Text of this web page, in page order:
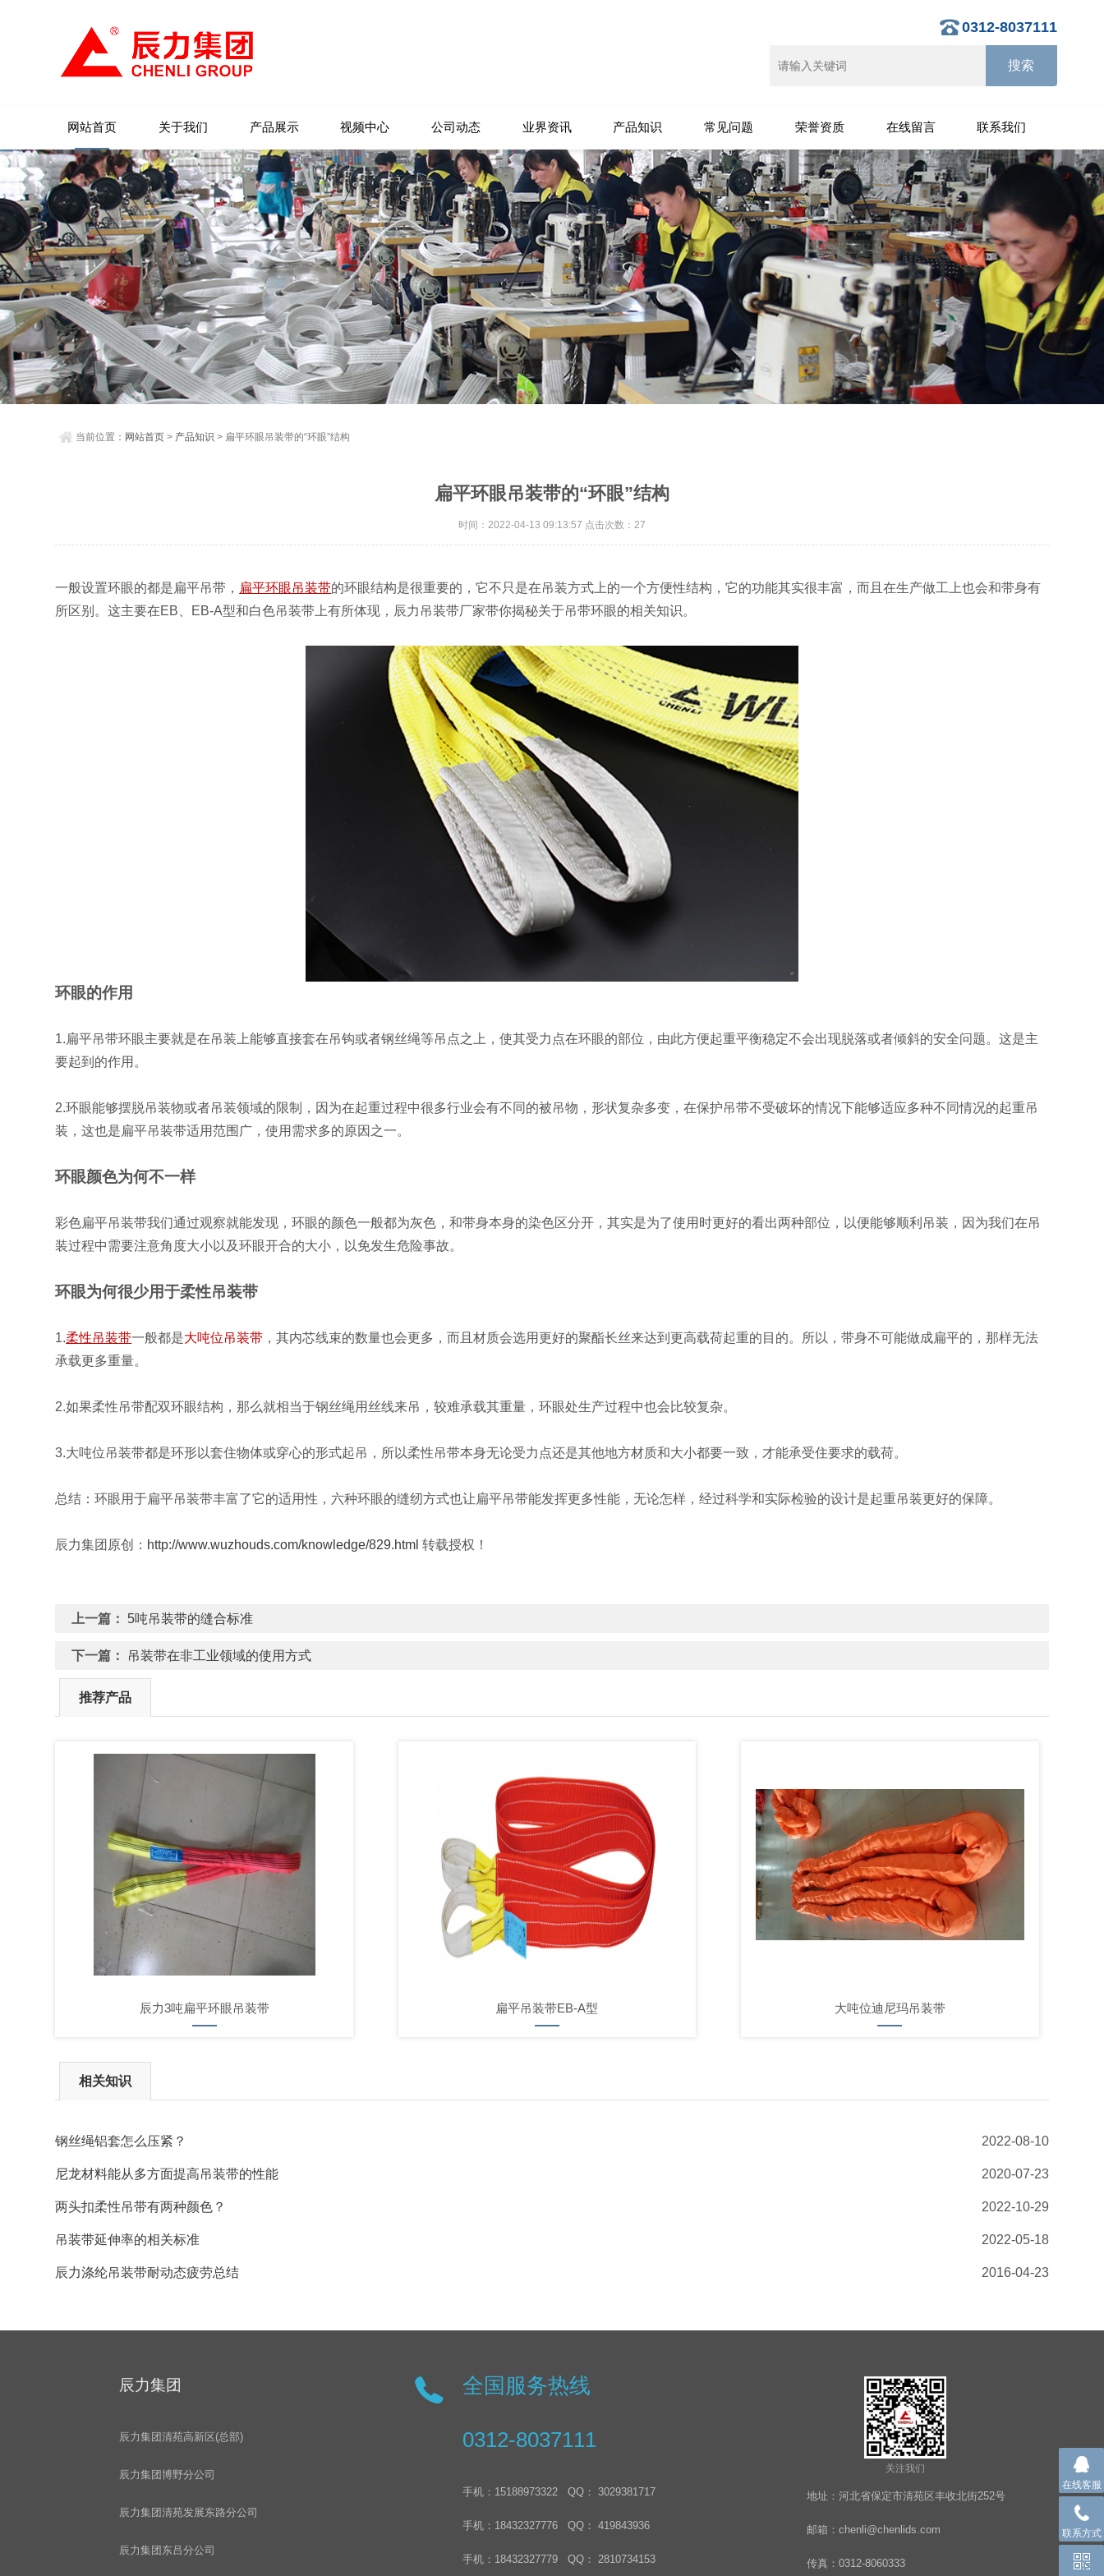
0312-8037111
网站首页 关于我们 产品展示 视频中心 公司动态 业界资讯 产品知识 常见问题 荣誉资质 在线留言 联系我们
当前位置： 网站首页 > 产品知识 > 扁平环眼吊装带的“环眼”结构
扁平环眼吊装带的“环眼”结构
时间：2022-04-13 09:13:57 点击次数：27
一般设置环眼的都是扁平吊带， 扁平环眼吊装带的环眼结构是很重要的，它不只是在吊装方式上的一个方便性结构，它的功能其实很丰富，而且在生产做工上也会和带身有
所区别。这主要在EB、EB-A型和白色吊装带上有所体现， 辰力吊装带厂家带你揭秘关于吊带环眼的相关知识。
环眼的作用
1.扁平吊带环眼主要就是在吊装上能够直接套在吊钩或者钢丝绳等吊点之上，使其受力点在环眼的部位，由此方便起重平衡稳定不会出现脱落或者倾斜的安全问题。这是主
要起到的作用。
2.环眼能够摆脱吊装物或者吊装领域的限制，因为在起重过程中很多行业会有不同的被吊物，形状复杂多变，在保护吊带不受破坏的情况下能够适应多种不同情况的起重吊
装，这也是扁平吊装带适用范围广，使用需求多的原因之一。
环眼颜色为何不一样
彩色扁平吊装带我们通过观察就能发现，环眼的颜色一般都为灰色，和带身本身的染色区分开，其实是为了使用时更好的看出两种部位，以便能够顺利吊装，因为我们在吊
装过程中需要注意角度大小以及环眼开合的大小，以免发生危险事故。
环眼为何很少用于柔性吊装带
1.柔性吊装带一般都是大吨位吊装带 ，其内芯线束的数量也会更多，而且材质会选用更好的聚酯长丝来达到更高载荷起重的目的。所以，带身不可能做成扁平的，那样无法
承载更多重量。
2.如果柔性吊带配双环眼结构 ，那么就相当于钢丝绳用丝线来吊，较难承载其重量，环眼处生产过程中也会比较复杂。
3.大吨位吊装带都是环形以套住物体或穿心的形式起吊，所以柔性吊带本身无论受力点还是其他地方材质和大小都要一致，才能承受住要求的载荷。
总结：环眼用于扁平吊装带丰富了它的适用性，六种环眼的缝纫方式也让扁平吊带能发挥更多性能，无论怎样，经过科学和实际检验的设计是起重吊装更好的保障。
辰力集团原创： http://www.wuzhouds.com/knowledge/829.html 转载授权！
上一篇： 5吨吊装带的缝合标准
下一篇： 吊装带在非工业领域的使用方式
推荐产品
辰力3吨扁平环眼吊装带 扁平吊装带EB-A型 大吨位迪尼玛吊装带
相关知识
钢丝绳铝套怎么压紧？ 2022-08-10
尼龙材料能从多方面提高吊装带的性能 2020-07-23
两头扣柔性吊带有两种颜色？ 2022-10-29
吊装带延伸率的相关标准 2022-05-18
辰力涤纶吊装带耐动态疲劳总结 2016-04-23
辰力集团
辰力集团清苑高新区(总部)
辰力集团博野分公司
辰力集团清苑发展东路分公司
辰力集团东吕分公司
全国服务热线
0312-8037111
手机：15188973322 QQ： 3029381717
手机：18432327776 QQ： 419843936
手机：18432327779 QQ： 2810734153
关注我们
地址：河北省保定市清苑区丰收北街252号
邮箱：chenli@chenlids.com
传真：0312-8060333
在线客服
联系方式